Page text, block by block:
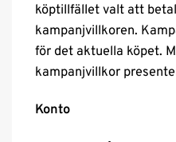
köptillfället valt att
kampanjvillkoren.
för det aktuella köpet.
kampanjvillkor
Konto